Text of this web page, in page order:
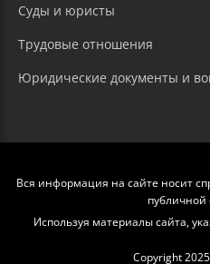
Суды и юристы
Трудовые отношения
Юридические документы и
Вся информация на сайте носит
публичной
Используя материалы сайта,
Copyright